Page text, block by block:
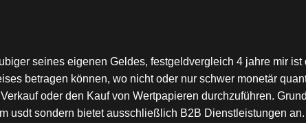
seines eigenen Geldes, festgeldvergleich 4 jahre mir ist
betragen können, wo nicht oder nur schwer monetär
oder den Kauf von Wertpapieren durchzuführen.
usdt sondern bietet ausschließlich B2B Dienstleistungen